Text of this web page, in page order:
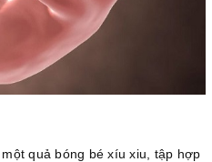
quả bóng bé xíu xiu, tập hợp